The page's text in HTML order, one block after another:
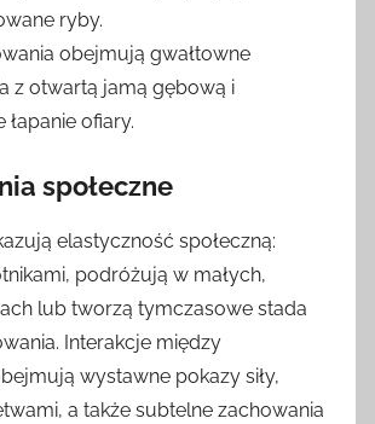
ryby.
obejmują gwałtowne
z otwartą jamą gębową i
łapanie ofiary.
społeczne
elastyczność społeczną:
podróżują w małych,
lub tworzą tymczasowe stada
Interakcje między
wystawne pokazy siły,
a także subtelne zachowania